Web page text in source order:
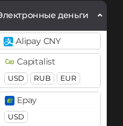
Binance Coin (BNB)
BEP20 BEP2
Bitcoin (BTC)
BTC
BEP20
Lightning
AVAXC
деньги
Alipay CNY
Capitalist
USD RUB EUR
Epay
USD